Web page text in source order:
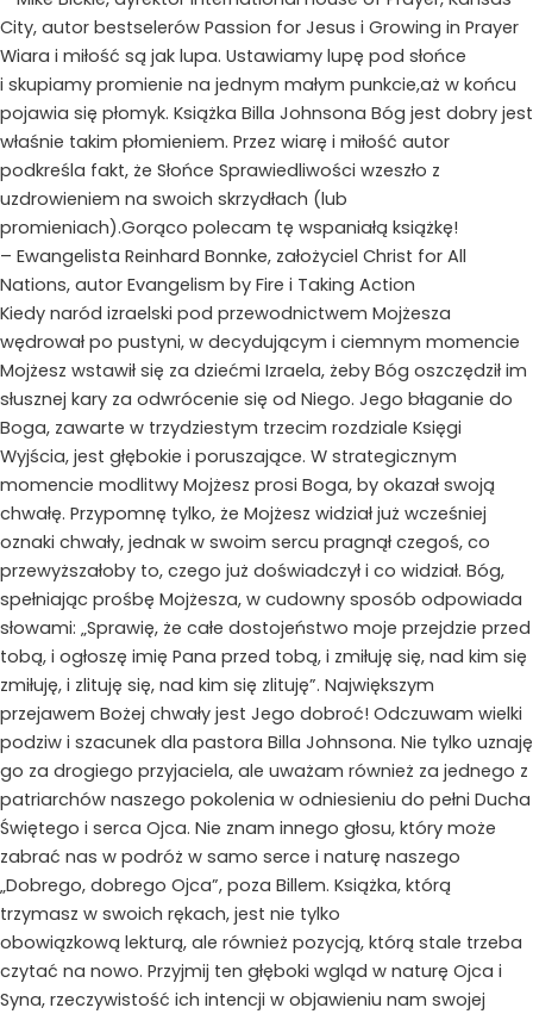
City, autor bestselerów Passion for Jesus i Growing in Prayer
Wiara i miłość są jak lupa. Ustawiamy lupę pod słońce
i skupiamy promienie na jednym małym punkcie,aż w końcu
pojawia się płomyk. Książka Billa Johnsona Bóg jest dobry jest
właśnie takim płomieniem. Przez wiarę i miłość autor
podkreśla fakt, że Słońce Sprawiedliwości wzeszło z
uzdrowieniem na swoich skrzydłach (lub
promieniach).Gorąco polecam tę wspaniałą książkę!
– Ewangelista Reinhard Bonnke, założyciel Christ for All
Nations, autor Evangelism by Fire i Taking Action
Kiedy naród izraelski pod przewodnictwem Mojżesza
wędrował po pustyni, w decydującym i ciemnym momencie
Mojżesz wstawił się za dziećmi Izraela, żeby Bóg oszczędził im
słusznej kary za odwrócenie się od Niego. Jego błaganie do
Boga, zawarte w trzydziestym trzecim rozdziale Księgi
Wyjścia, jest głębokie i poruszające. W strategicznym
momencie modlitwy Mojżesz prosi Boga, by okazał swoją
chwałę. Przypomnę tylko, że Mojżesz widział już wcześniej
oznaki chwały, jednak w swoim sercu pragnął czegoś, co
przewyższałoby to, czego już doświadczył i co widział. Bóg,
spełniając prośbę Mojżesza, w cudowny sposób odpowiada
słowami: „Sprawię, że całe dostojeństwo moje przejdzie przed
tobą, i ogłoszę imię Pana przed tobą, i zmiłuję się, nad kim się
zmiłuję, i zlituję się, nad kim się zlituję”. Największym
przejawem Bożej chwały jest Jego dobroć! Odczuwam wielki
podziw i szacunek dla pastora Billa Johnsona. Nie tylko uznaję
go za drogiego przyjaciela, ale uważam również za jednego z
patriarchów naszego pokolenia w odniesieniu do pełni Ducha
Świętego i serca Ojca. Nie znam innego głosu, który może
zabrać nas w podróż w samo serce i naturę naszego
„Dobrego, dobrego Ojca”, poza Billem. Książka, którą
trzymasz w swoich rękach, jest nie tylko
obowiązkową lekturą, ale również pozycją, którą stale trzeba
czytać na nowo. Przyjmij ten głęboki wgląd w naturę Ojca i
Syna, rzeczywistość ich intencji w objawieniu nam swojej